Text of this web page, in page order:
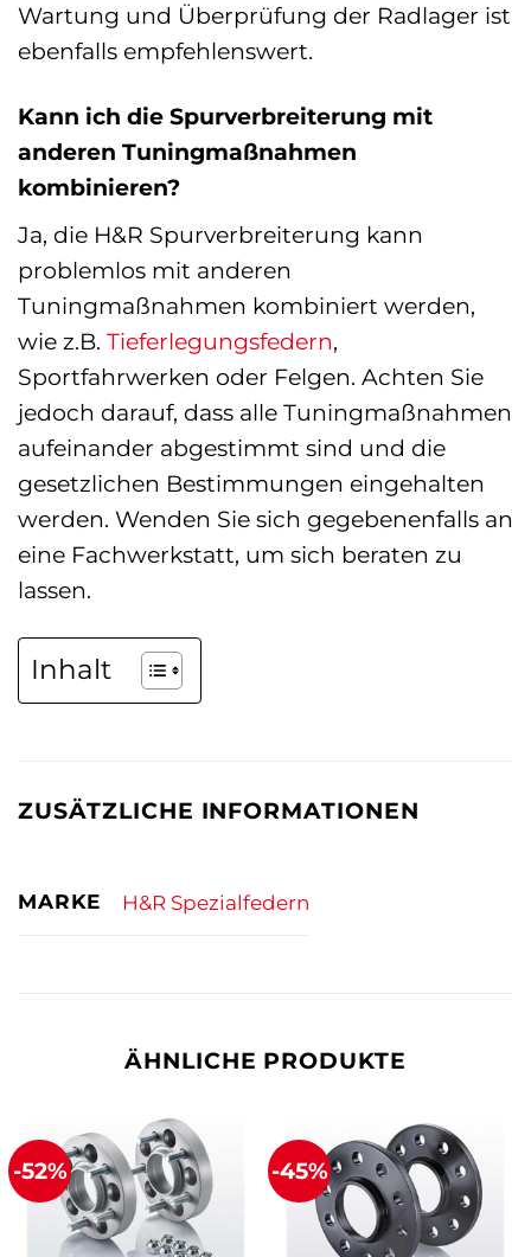
Wartung und Überprüfung der Radlager ist
ebenfalls empfehlenswert.
Kann ich die Spurverbreiterung mit
anderen Tuningmaßnahmen
kombinieren?
Ja, die H&R Spurverbreiterung kann
problemlos mit anderen
Tuningmaßnahmen kombiniert werden,
wie z.B. Tieferlegungsfedern,
Sportfahrwerken oder Felgen. Achten Sie
jedoch darauf, dass alle Tuningmaßnahmen
aufeinander abgestimmt sind und die
gesetzlichen Bestimmungen eingehalten
werden. Wenden Sie sich gegebenenfalls an
eine Fachwerkstatt, um sich beraten zu
lassen.
Inhalt
ZUSÄTZLICHE INFORMATIONEN
MARKE H&R Spezialfedern
ÄHNLICHE PRODUKTE
-52% -45%